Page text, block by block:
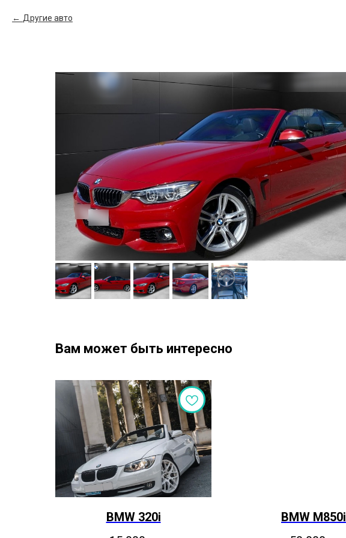
Другие авто
Вам может быть интересно
BMW 320i
BMW M850i